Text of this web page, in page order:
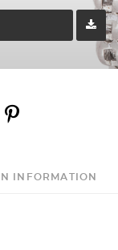
INFORMATION